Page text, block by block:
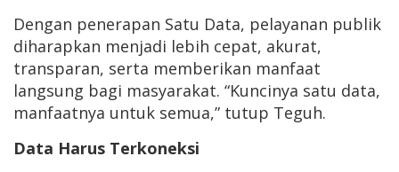
Dengan penerapan Satu Data, pelayanan publik
diharapkan menjadi lebih cepat, akurat,
transparan, serta memberikan manfaat
langsung bagi masyarakat. “Kuncinya satu data,
manfaatnya untuk semua,” tutup Teguh.
Data Harus Terkoneksi